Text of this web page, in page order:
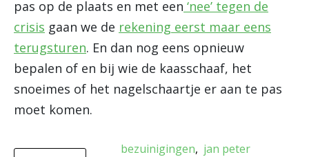
pas op de plaats en met een ‘nee’ tegen de
crisis gaan we de rekening eerst maar eens
terugsturen. En dan nog eens opnieuw
bepalen of en bij wie de kaasschaaf, het
snoeimes of het nagelschaartje er aan te pas
moet komen.
bezuinigingen
jan peter